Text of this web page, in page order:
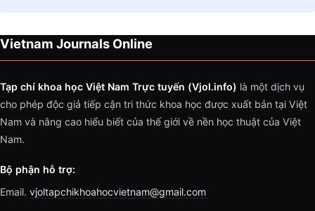
Vietnam Journals Online
Tạp chí khoa học Việt Nam Trực tuyến (Vjol.info) là một dịch vụ
cho phép độc giả tiếp cận tri thức khoa học được xuất bản tại Việt
Nam và nâng cao hiểu biết của thế giới về nền học thuật của Việt
Nam.
Bộ phận hỗ trợ:
Email. vjoltapchikhoahocvietnam@gmail.com